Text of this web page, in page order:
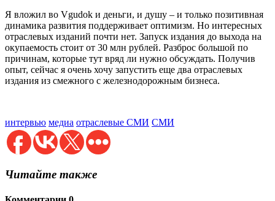
Я вложил во Vgudok и деньги, и душу – и только позитивная
динамика развития поддерживает оптимизм. Но интересных
отраслевых изданий почти нет. Запуск издания до выхода на
окупаемость стоит от 30 млн рублей. Разброс большой по
причинам, которые тут вряд ли нужно обсуждать. Получив
опыт, сейчас я очень хочу запустить еще два отраслевых
издания из смежного с железнодорожным бизнеса.
интервью медиа отраслевые СМИ СМИ
Читайте также